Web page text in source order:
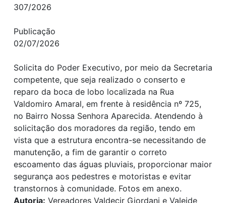
307/2026
Publicação
02/07/2026
Solicita do Poder Executivo, por meio da Secretaria
competente, que seja realizado o conserto e
reparo da boca de lobo localizada na Rua
Valdomiro Amaral, em frente à residência nº 725,
no Bairro Nossa Senhora Aparecida. Atendendo à
solicitação dos moradores da região, tendo em
vista que a estrutura encontra-se necessitando de
manutenção, a fim de garantir o correto
escoamento das águas pluviais, proporcionar maior
segurança aos pedestres e motoristas e evitar
transtornos à comunidade. Fotos em anexo.
Autoria: Vereadores Valdecir Giordani e Valeide